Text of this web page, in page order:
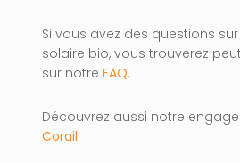
Si vous avez des questions
solaire bio, vous trouverez
sur notre FAQ.
Découvrez aussi notre
Corail.